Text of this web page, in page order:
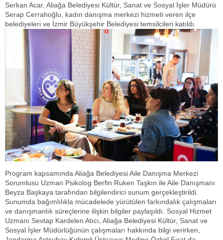
Serkan Acar, Aliağa Belediyesi Kültür, Sanat ve Sosyal İşler Müdürü
Serap Cerrahoğlu, kadın danışma merkezi hizmeti veren ilçe
belediyeleri ve İzmir Büyükşehir Belediyesi temsilcileri katıldı.
Program kapsamında Aliağa Belediyesi Aile Danışma Merkezi
Sorumlusu Uzman Psikolog Berfin Ruken Taşkın ile Aile Danışmanı
Beyza Başkaya tarafından bilgilendirici sunum gerçekleştirildi.
Sunumda bağımlılıkla mücadelede yürütülen farkındalık çalışmaları
ve danışmanlık süreçlerine ilişkin bilgiler paylaşıldı. Sosyal Hizmet
Uzmanı Sevtap Kardelen Atıcı, Aliağa Belediyesi Kültür, Sanat ve
Sosyal İşler Müdürlüğünün çalışmaları hakkında bilgi verirken,